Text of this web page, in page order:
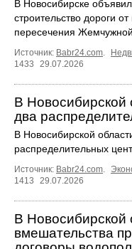
В Новосибирске
строительство дороги
пересечения Жемчужной
Источник: Babr24.com.
1433
29.07.2026
В Новосибирской
два
В Новосибирской
распределительных
Источник: Babr24.com.
1413
29.07.2026
В Новосибирской
вмешательства